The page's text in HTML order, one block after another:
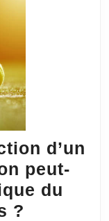
d’un
peut-
du
?